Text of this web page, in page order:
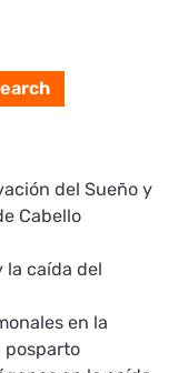
del Sueño y
Cabello
la caída del
en la
posparto